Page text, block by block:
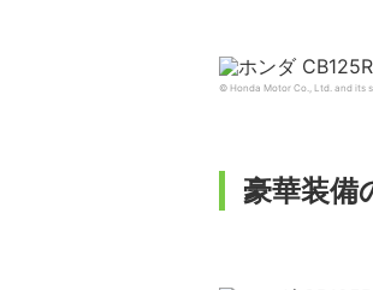
© Honda Motor Co., Ltd. and its
豪華装備